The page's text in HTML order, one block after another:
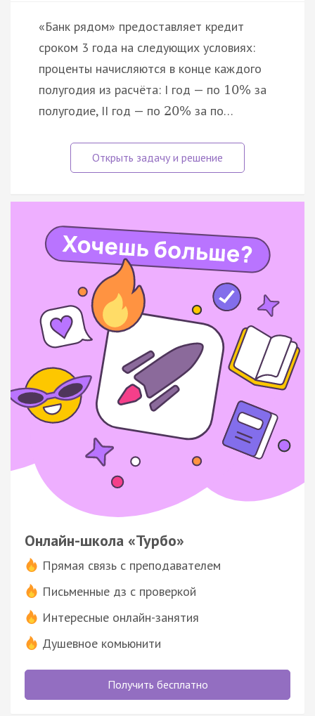
«Банк рядом» предоставляет кредит
сроком 3 года на следующих условиях:
проценты начисляются в конце каждого
полугодия из расчёта: I год — по 10% за
полугодие, II год — по 20% за по…
Онлайн-школа «Турбо»
Прямая связь с преподавателем
Письменные дз с проверкой
Интересные онлайн-занятия
Душевное комьюнити
Получить бесплатно